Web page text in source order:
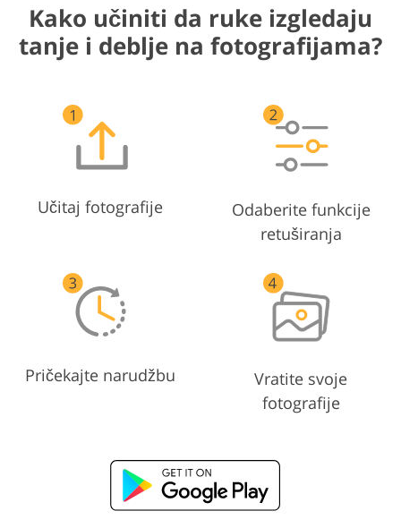
Kako učiniti da ruke izgledaju
tanje i deblje na fotografijama?
Učitaj fotografije
Odaberite funkcije
retuširanja
Pričekajte narudžbu
Vratite svoje
fotografije